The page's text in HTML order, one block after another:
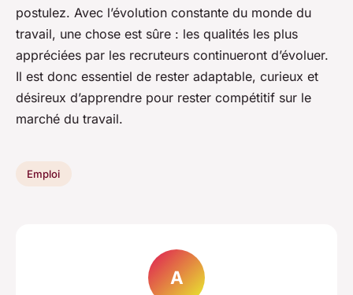
postulez. Avec l’évolution constante du monde du
travail, une chose est sûre : les qualités les plus
appréciées par les recruteurs continueront d’évoluer.
Il est donc essentiel de rester adaptable, curieux et
désireux d’apprendre pour rester compétitif sur le
marché du travail.
Emploi
A